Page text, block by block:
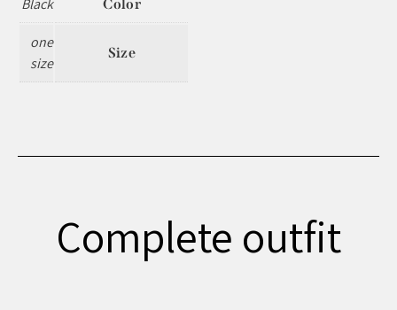
Color
Black
Size
one
size
Complete outfit